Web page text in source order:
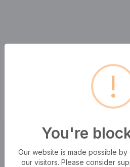
Popüler Araçlar
YouTube Küçük Resim
!
You're
Our website is made possible
our visitors. Please consider